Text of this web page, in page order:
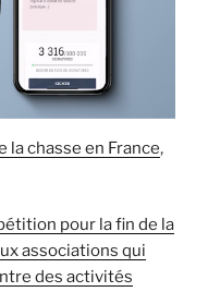
la chasse en France,
pour la fin de la
associations qui
des activités